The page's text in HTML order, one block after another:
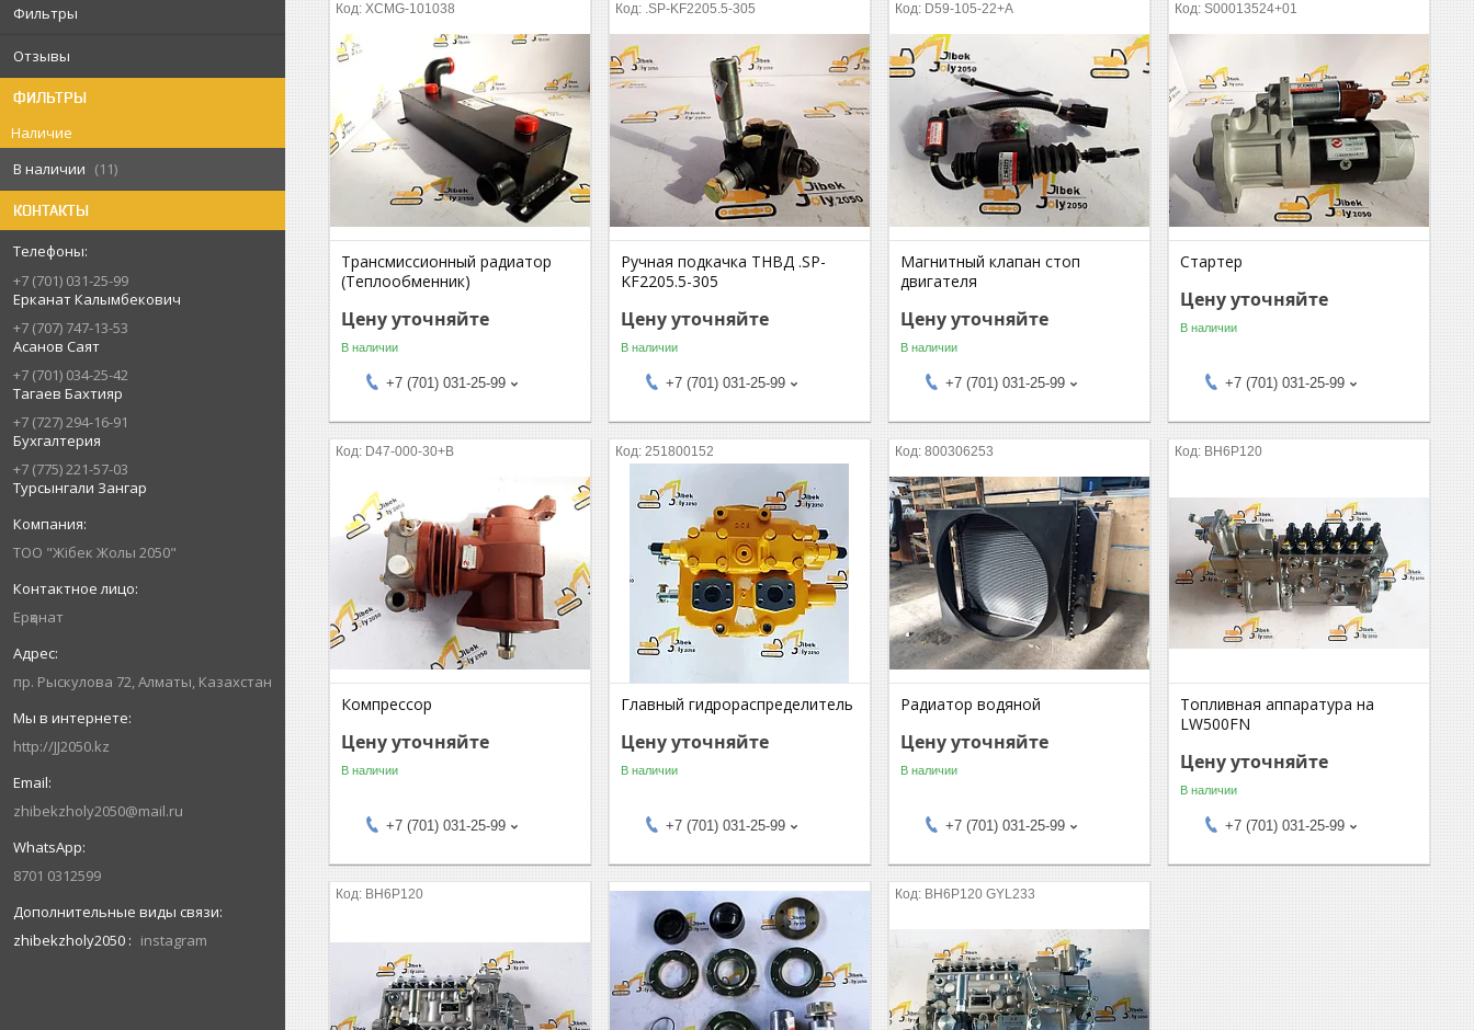
Фильтры
Отзывы
ФИЛЬТРЫ
Наличие
В наличии
11
КОНТАКТЫ
+7 (701) 031-25-99
Ерканат Калымбекович
+7 (707) 747-13-53
Асанов Саят
+7 (701) 034-25-42
Тагаев Бахтияр
+7 (727) 294-16-91
Бухгалтерия
+7 (775) 221-57-03
Турсынгали Зангар
ТОО "Жібек Жолы 2050"
Ерқанат
пр. Рыскулова 72, Алматы, Казахстан
http://JJ2050.kz
zhibekzholy2050@mail.ru
8701 0312599
zhibekzholy2050 instagram
XCMG-101038
Трансмиcсионный радиатор
(Теплообменник)
Цену уточняйте
В наличии
+7 (701) 031-25-99
.SP-KF2205.5-305
Ручная подкачка ТНВД .SP-
KF2205.5-305
Цену уточняйте
В наличии
+7 (701) 031-25-99
D59-105-22+A
Магнитный клапан стоп
двигателя
Цену уточняйте
В наличии
+7 (701) 031-25-99
S00013524+01
Стартер
Цену уточняйте
В наличии
+7 (701) 031-25-99
D47-000-30+B
Компрессор
Цену уточняйте
В наличии
+7 (701) 031-25-99
251800152
Главный гидрораспределитель
Цену уточняйте
В наличии
+7 (701) 031-25-99
800306253
Радиатор водяной
Цену уточняйте
В наличии
+7 (701) 031-25-99
BH6P120
Топливная аппаратура на
LW500FN
Цену уточняйте
В наличии
+7 (701) 031-25-99
BH6P120 BH6P120 GYL233